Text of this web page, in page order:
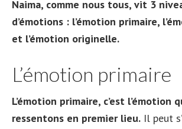
Naima, comme nous tous, vit 3
d’émotions : l’émotion primaire,
et l’émotion originelle.
L’émotion primaire
L’émotion primaire, c’est l’émotion
ressentons en premier lieu. Il peut